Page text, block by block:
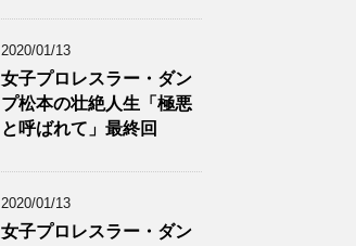
2020/01/13
女子プロレスラー・ダン
プ松本の壮絶人生「極悪
と呼ばれて」最終回
2020/01/13
女子プロレスラー・ダン